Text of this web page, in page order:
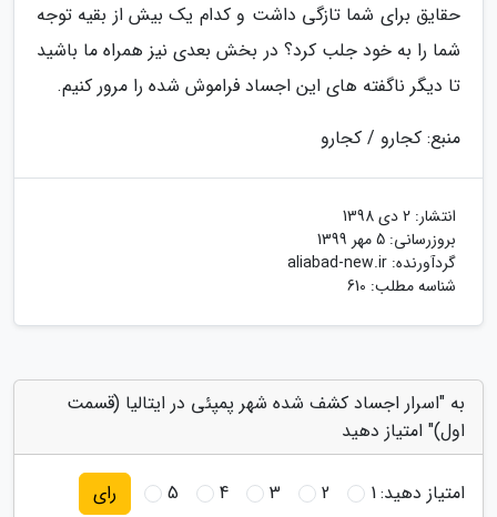
حقایق برای شما تازگی داشت و کدام یک بیش از بقیه توجه
شما را به خود جلب کرد؟ در بخش بعدی نیز همراه ما باشید
تا دیگر ناگفته های این اجساد فراموش شده را مرور کنیم.
منبع: کجارو / کجارو
انتشار: 2 دی 1398
بروزرسانی: 5 مهر 1399
گردآورنده: aliabad-new.ir
شناسه مطلب: 610
به "اسرار اجساد کشف شده شهر پمپئی در ایتالیا (قسمت
اول)" امتیاز دهید
امتیاز دهید:1
2
3
4
5 رای